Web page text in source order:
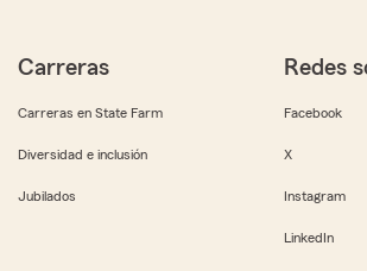
Carreras
Carreras en State Farm
Diversidad e inclusión
Jubilados
Redes
Facebook
X
Instagram
LinkedIn